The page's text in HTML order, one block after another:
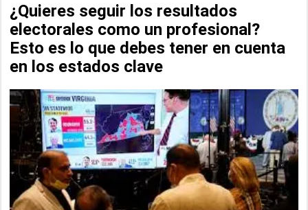
¿Quieres seguir los resultados
electorales como un profesional?
Esto es lo que debes tener en cuenta
en los estados clave